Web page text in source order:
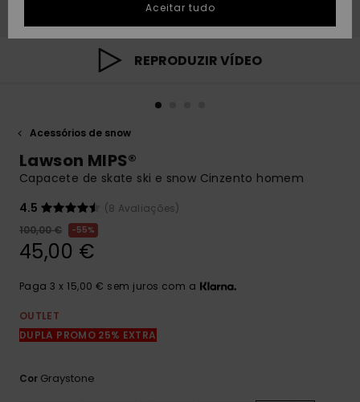
conversa para
obteres a
resposta mais
rápida à tua
pergunta.
Iniciar uma
conversa
respostas
perguntas
frequentes e o
Consultar
PRESENTE
REPRODUZIR VÍDEO
Acessórios de snow
Lawson MIPS®
Capacete de skate ski e snow Cinzento homem
4.5
(8 Avaliações)
100,00 €
55%
45,00 €
Paga 3 x 15,00 € sem juros com a
OUTLET
DUPLA PROMO 25% EXTRA
Cor Graystone
Aceitar tudo